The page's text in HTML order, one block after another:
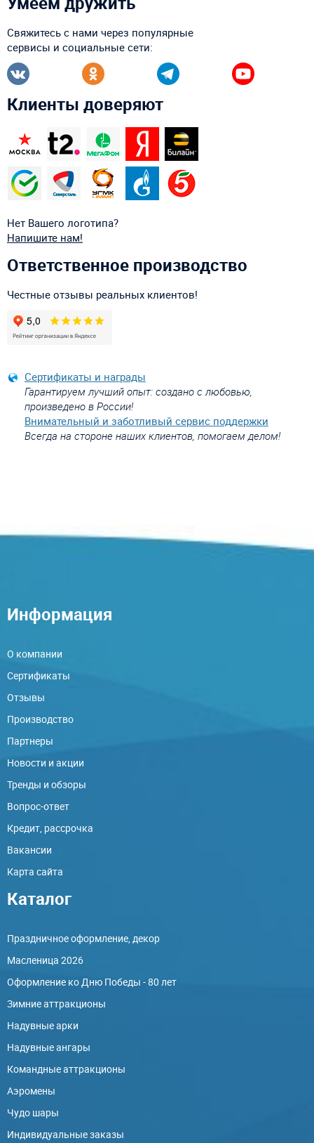
Свяжитесь с нами через популярные
сервисы и социальные сети:
Клиенты доверяют
Нет Вашего логотипа?
Напишите нам!
Ответственное производство
Честные отзывы реальных клиентов!
Сертификаты и награды
Гарантируем лучший опыт: создано с любовью,
произведено в России!
Внимательный и заботливый сервис поддержки
Всегда на стороне наших клиентов, помогаем делом!
Информация
О компании
Сертификаты
Отзывы
Производство
Партнеры
Новости и акции
Тренды и обзоры
Вопрос-ответ
Кредит, рассрочка
Вакансии
Карта сайта
Каталог
Праздничное оформление, декор
Масленица 2026
Оформление ко Дню Победы - 80 лет
Зимние аттракционы
Надувные арки
Надувные ангары
Командные аттракционы
Аэромены
Чудо шары
Индивидуальные заказы